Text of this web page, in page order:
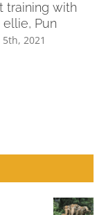
training with
Pun
2021